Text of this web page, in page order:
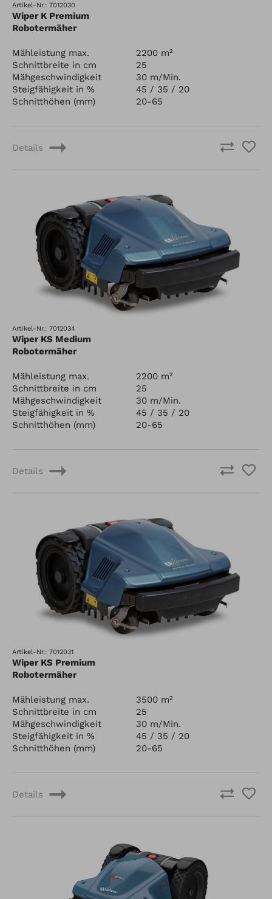
Artikel-Nr.: 7012030
Wiper K Premium
Robotermäher
Mähleistung max.
2200 m²
Schnittbreite in cm
25
Mähgeschwindigkeit
30 m/Min.
Steigfähigkeit in %
45 / 35 / 20
Schnitthöhen (mm)
20-65
Details
Artikel-Nr.: 7012034
Wiper KS Medium
Robotermäher
Mähleistung max.
2200 m²
Schnittbreite in cm
25
Mähgeschwindigkeit
30 m/Min.
Steigfähigkeit in %
45 / 35 / 20
Schnitthöhen (mm)
20-65
Details
Artikel-Nr.: 7012031
Wiper KS Premium
Robotermäher
Mähleistung max.
3500 m²
Schnittbreite in cm
25
Mähgeschwindigkeit
30 m/Min.
Steigfähigkeit in %
45 / 35 / 20
Schnitthöhen (mm)
20-65
Details